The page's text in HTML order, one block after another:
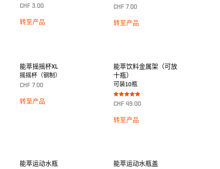
CHF 3.00
转至产品
Bewertet
mit
von 5
CHF 7.00
转至产品
能萃摇摇杯XL
摇摇杯（钢制）
CHF 7.00
转至产品
能萃饮料金属架（可放
十瓶）
可装10瓶
Bewertet mit
5.00
CHF 49.00
转至产品
能萃运动水瓶 能萃运动水瓶盖